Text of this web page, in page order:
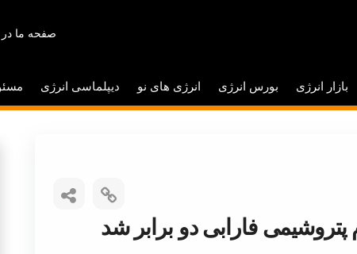
صفحه ما در
بازار انرژی بورس انرژی انرژی های نو دیپلماسی انرژی
فارابی دو برابر شد